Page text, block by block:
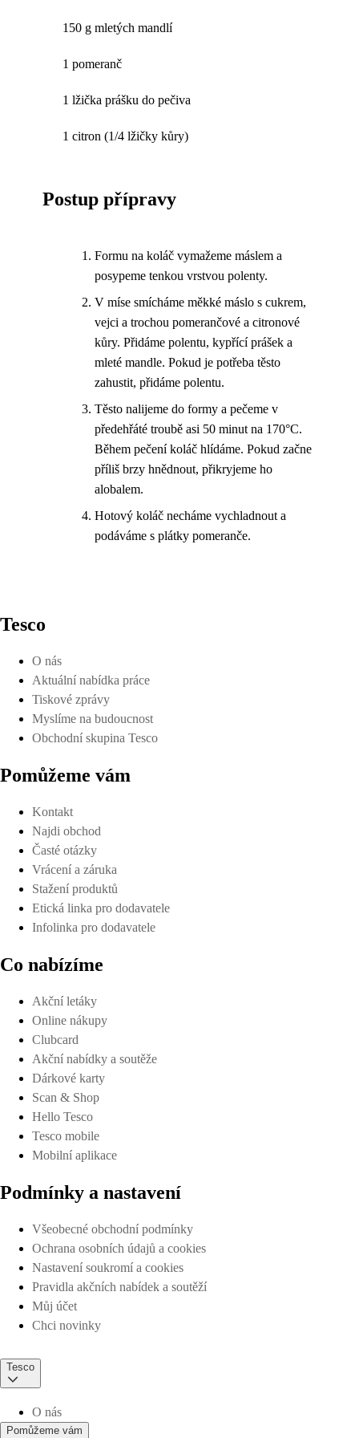
150 g mletých mandlí
1 pomeranč
1 lžička prášku do pečiva
1 citron (1/4 lžičky kůry)
Postup přípravy
Formu na koláč vymažeme máslem a
posypeme tenkou vrstvou polenty.
V míse smícháme měkké máslo s cukrem,
vejci a trochou pomerančové a citronové
kůry. Přidáme polentu, kypřící prášek a
mleté mandle. Pokud je potřeba těsto
zahustit, přidáme polentu.
Těsto nalijeme do formy a pečeme v
předehřáté troubě asi 50 minut na 170°C.
Během pečení koláč hlídáme. Pokud začne
příliš brzy hnědnout, přikryjeme ho
alobalem.
Hotový koláč necháme vychladnout a
podáváme s plátky pomeranče.
Tesco
O nás
Aktuální nabídka práce
Tiskové zprávy
Myslíme na budoucnost
Obchodní skupina Tesco
Pomůžeme vám
Kontakt
Najdi obchod
Časté otázky
Vrácení a záruka
Stažení produktů
Etická linka pro dodavatele
Infolinka pro dodavatele
Co nabízíme
Akční letáky
Online nákupy
Clubcard
Akční nabídky a soutěže
Dárkové karty
Scan & Shop
Hello Tesco
Tesco mobile
Mobilní aplikace
Podmínky a nastavení
Všeobecné obchodní podmínky
Ochrana osobních údajů a cookies
Nastavení soukromí a cookies
Pravidla akčních nabídek a soutěží
Můj účet
Chci novinky
Tesco
O nás
Pomůžeme vám